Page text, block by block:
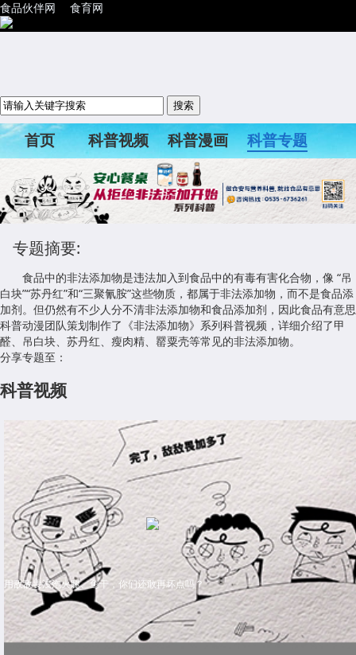
食品伙伴网 食育网
首页 科普视频 科普漫画
科普专题
科普活动
专题摘要:
食品中的非法添加物是违法加入到食品中的有毒有害化合物，像 “吊
白块”“苏丹红”和“三聚氰胺”这些物质，都属于非法添加物，而不是食品添
加剂。但仍然有不少人分不清非法添加物和食品添加剂，因此食品有意思
科普动漫团队策划制作了《非法添加物》系列科普视频，详细介绍了甲
醛、吊白块、苏丹红、瘦肉精、罂粟壳等常见的非法添加物。
分享专题至：
科普视频
用敌敌畏浸泡火腿、鱼干，你们还敢再坏点吗？